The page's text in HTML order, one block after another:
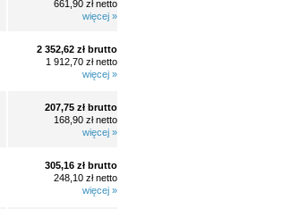
661,90 zł netto
więcej »
2 352,62 zł brutto
1 912,70 zł netto
więcej »
207,75 zł brutto
168,90 zł netto
więcej »
305,16 zł brutto
248,10 zł netto
więcej »